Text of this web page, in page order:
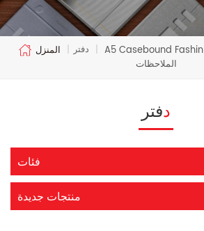
المنزل | دفتر | A5 Casebound Fashin لون الشريط غلاف دفتر
الملاحظات
دفتر
فئات
منتجات جديدة